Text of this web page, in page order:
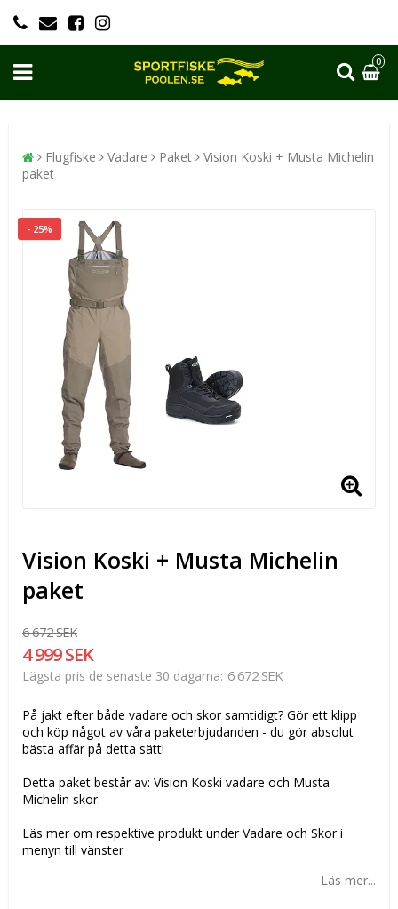
0
Flugfiske Vadare Paket
Vision Koski + Musta Michelin
paket
- 25%
Vision Koski + Musta Michelin
paket
6 672 SEK
4 999 SEK
Lägsta pris de senaste 30 dagarna 6 672 SEK
På jakt efter både vadare och skor samtidigt? Gör ett klipp
och köp något av våra paketerbjudanden - du gör absolut
bästa affär på detta sätt!
Detta paket består av: Vision Koski vadare och Musta
Michelin skor.
Läs mer om respektive produkt under Vadare och Skor i
menyn till vänster
Läs mer...